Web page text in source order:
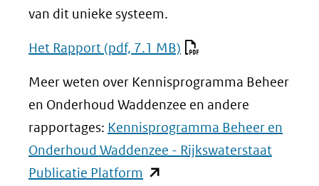
andere
van dit unieke systeem.
Het Rapport (pdf, 7.1 MB)
Meer weten over Kennisprogramma Beheer
en Onderhoud Waddenzee en andere
rapportages: Kennisprogramma Beheer en
Onderhoud Waddenzee - Rijkswaterstaat
Publicatie Platform (opent